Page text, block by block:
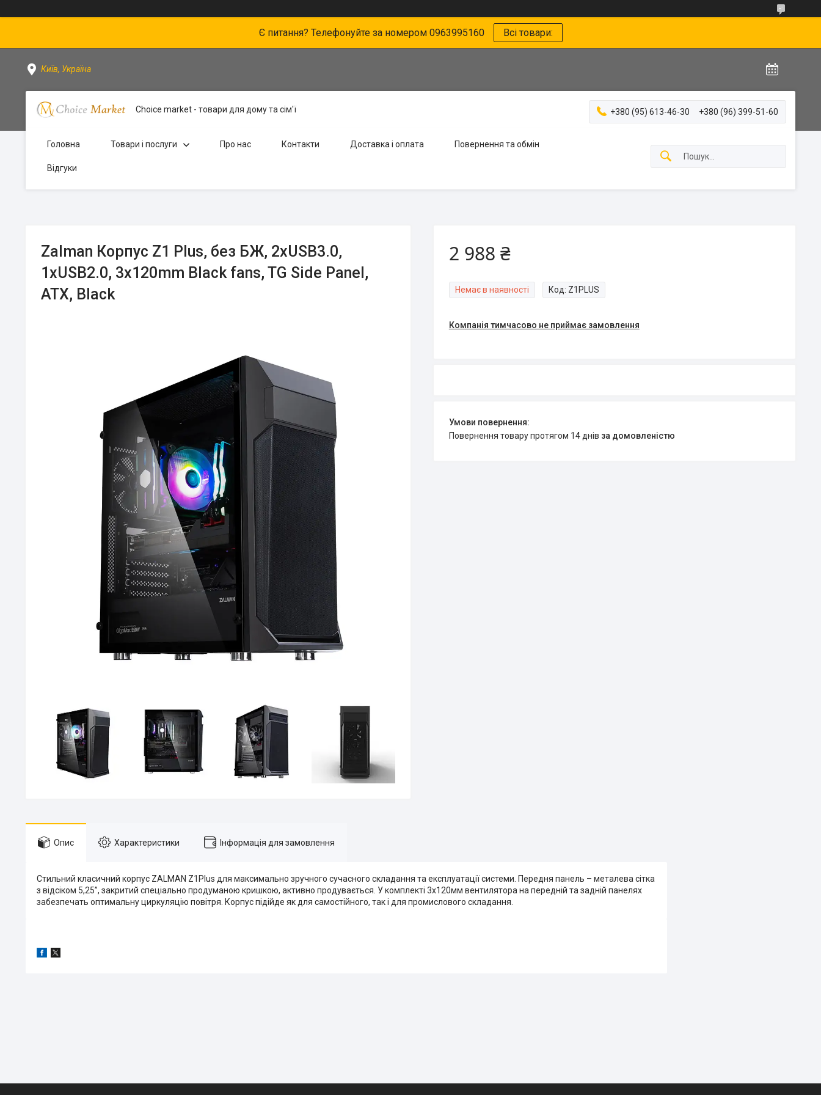
Є питання? Телефонуйте за номером 0963995160 Всі товари:
Київ, Україна
Choice market - товари для дому та сім'ї +380 (95) 613-46-30 +380 (96) 399-51-60
Головна Товари і послуги Про нас Контакти Доставка і оплата Повернення та обмін
Відгуки
Zalman Корпус Z1 Plus, без БЖ, 2xUSB3.0,
1xUSB2.0, 3x120mm Black fans, TG Side Panel,
ATX, Black
2 988 ₴
Немає в наявності Код: Z1PLUS
Компанія тимчасово не приймає замовлення
повернення товару протягом 14 днів за домовленістю
Опис Характеристики Інформація для замовлення
Стильний класичний корпус ZALMAN Z1Plus для максимально зручного сучасного складання та експлуатації системи. Передня панель – металева сітка
з відсіком 5,25”, закритий спеціально продуманою кришкою, активно продувається. У комплекті 3х120мм вентилятора на передній та задній панелях
забезпечать оптимальну циркуляцію повітря. Корпус підійде як для самостійного, так і для промислового складання.